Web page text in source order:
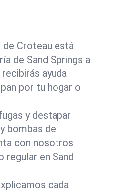
de Croteau está
de Sand Springs a
ayuda
por tu hogar o
y destapar
bombas de
con nosotros
regular en Sand
cada